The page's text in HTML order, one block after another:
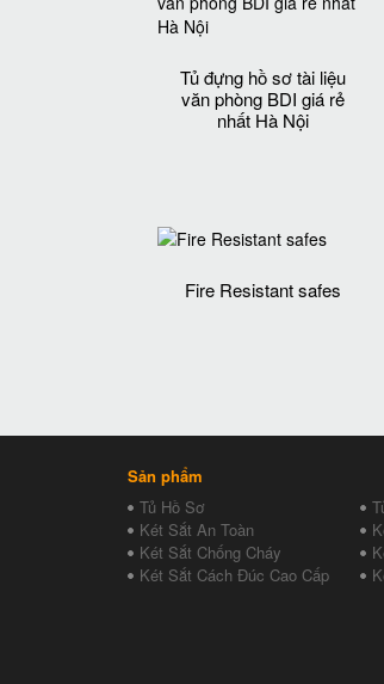
Tủ đựng hồ sơ tài liệu
văn phòng BDI giá rẻ
nhất Hà Nội
Fire Resistant safes
Sản phẩm
Tủ Hồ Sơ
Két Sắt An Toàn
Két Sắt Chống Cháy
Két Sắt Cách Đúc Cao Cấp